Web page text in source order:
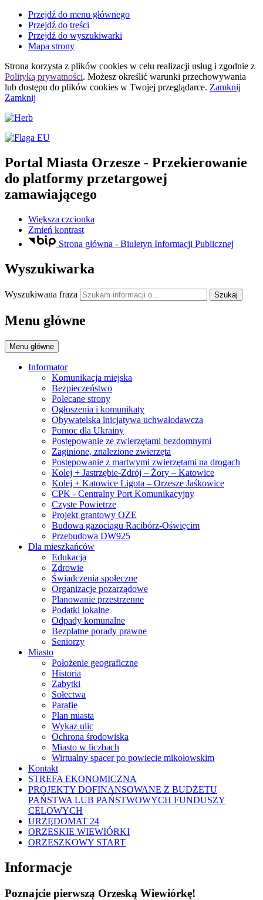
Przejdź do menu głównego
Przejdź do treści
Przejdź do wyszukiwarki
Mapa strony
Strona korzysta z plików cookies w celu realizacji usług i zgodnie z
Polityką prywatności. Możesz określić warunki przechowywania
lub dostępu do plików cookies w Twojej przeglądarce. Zamknij
Zamknij
Portal Miasta Orzesze - Przekierowanie
do platformy przetargowej
zamawiającego
Większa czcionka
Zmień kontrast
Strona główna - Biuletyn Informacji Publicznej
Wyszukiwarka
Wyszukiwana fraza Szukaj
Menu główne
Menu główne
Informator
Komunikacja miejska
Bezpieczeństwo
Polecane strony
Ogłoszenia i komunikaty
Obywatelska inicjatywa uchwałodawcza
Pomoc dla Ukrainy
Postępowanie ze zwierzętami bezdomnymi
Zaginione, znalezione zwierzęta
Postępowanie z martwymi zwierzętami na drogach
Kolej + Jastrzębie-Zdrój – Żory – Katowice
Kolej + Katowice Ligota – Orzesze Jaśkowice
CPK - Centralny Port Komunikacyjny
Czyste Powietrze
Projekt grantowy OZE
Budowa gazociągu Racibórz-Oświęcim
Przebudowa DW925
Dla mieszkańców
Edukacja
Zdrowie
Świadczenia społeczne
Organizacje pozarządowe
Planowanie przestrzenne
Podatki lokalne
Odpady komunalne
Bezpłatne porady prawne
Seniorzy
Miasto
Położenie geograficzne
Historia
Zabytki
Sołectwa
Parafie
Plan miasta
Wykaz ulic
Ochrona środowiska
Miasto w liczbach
Wirtualny spacer po powiecie mikołowskim
Kontakt
STREFA EKONOMICZNA
PROJEKTY DOFINANSOWANE Z BUDŻETU
PAŃSTWA LUB PAŃSTWOWYCH FUNDUSZY
CELOWYCH
URZĘDOMAT 24
ORZESKIE WIEWIÓRKI
ORZESZKOWY START
Informacje
Poznajcie pierwszą Orzeską Wiewiórkę!